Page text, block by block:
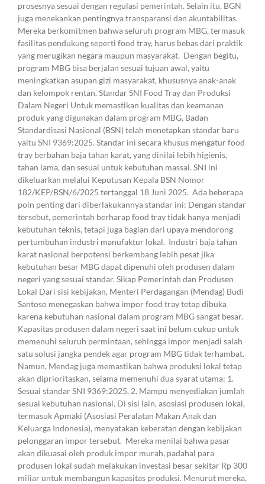
prosesnya sesuai dengan regulasi pemerintah. Selain itu, BGN
juga menekankan pentingnya transparansi dan akuntabilitas.
Mereka berkomitmen bahwa seluruh program MBG, termasuk
fasilitas pendukung seperti food tray, harus bebas dari praktik
yang merugikan negara maupun masyarakat. Dengan begitu,
program MBG bisa berjalan sesuai tujuan awal, yaitu
meningkatkan asupan gizi masyarakat, khususnya anak-anak
dan kelompok rentan. Standar SNI Food Tray dan Produksi
Dalam Negeri Untuk memastikan kualitas dan keamanan
produk yang digunakan dalam program MBG, Badan
Standardisasi Nasional (BSN) telah menetapkan standar baru
yaitu SNI 9369:2025. Standar ini secara khusus mengatur food
tray berbahan baja tahan karat, yang dinilai lebih higienis,
tahan lama, dan sesuai untuk kebutuhan massal. SNI ini
dikeluarkan melalui Keputusan Kepala BSN Nomor
182/KEP/BSN/6/2025 tertanggal 18 Juni 2025. Ada beberapa
poin penting dari diberlakukannya standar ini: Dengan standar
tersebut, pemerintah berharap food tray tidak hanya menjadi
kebutuhan teknis, tetapi juga bagian dari upaya mendorong
pertumbuhan industri manufaktur lokal. Industri baja tahan
karat nasional berpotensi berkembang lebih pesat jika
kebutuhan besar MBG dapat dipenuhi oleh produsen dalam
negeri yang sesuai standar. Sikap Pemerintah dan Produsen
Lokal Dari sisi kebijakan, Menteri Perdagangan (Mendag) Budi
Santoso menegaskan bahwa impor food tray tetap dibuka
karena kebutuhan nasional dalam program MBG sangat besar.
Kapasitas produsen dalam negeri saat ini belum cukup untuk
memenuhi seluruh permintaan, sehingga impor menjadi salah
satu solusi jangka pendek agar program MBG tidak terhambat.
Namun, Mendag juga memastikan bahwa produksi lokal tetap
akan diprioritaskan, selama memenuhi dua syarat utama: 1.
Sesuai standar SNI 9369:2025, 2. Mampu menyediakan jumlah
sesuai kebutuhan nasional. Di sisi lain, asosiasi produsen lokal,
termasuk Apmaki (Asosiasi Peralatan Makan Anak dan
Keluarga Indonesia), menyatakan keberatan dengan kebijakan
pelonggaran impor tersebut. Mereka menilai bahwa pasar
akan dikuasai oleh produk impor murah, padahal para
produsen lokal sudah melakukan investasi besar sekitar Rp 300
miliar untuk membangun kapasitas produksi. Menurut mereka,